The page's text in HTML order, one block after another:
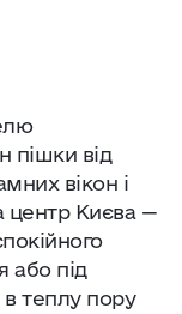
визначні
пішки від
вікон і
центр Києва —
або під
теплу пору